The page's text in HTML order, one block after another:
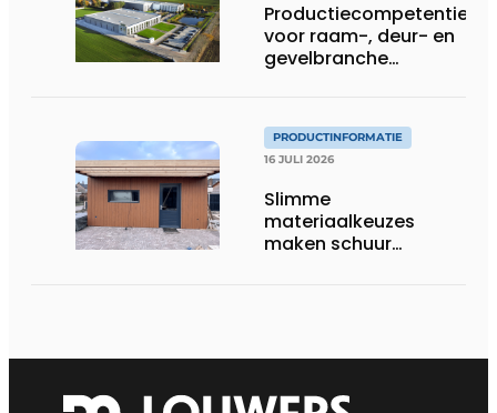
Productiecompetentie
voor raam-, deur- en
gevelbranche
PRODUCTINFORMATIE
16 JULI 2026
Slimme
materiaalkeuzes
maken schuur